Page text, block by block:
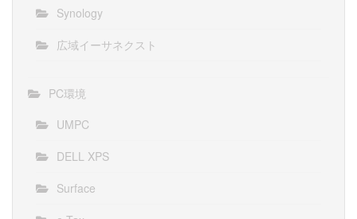
Synology
広域イーサネクスト
PC環境
UMPC
DELL XPS
Surface